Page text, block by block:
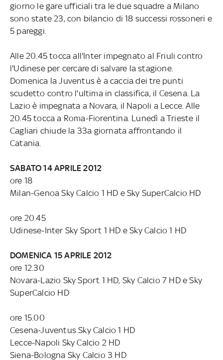
giorno le gare ufficiali tra le due squadre a Milano
sono state 23, con bilancio di 18 successi rossoneri e
5 pareggi.
Alle 20.45 tocca all'Inter impegnato al Friuli contro
l'Udinese per cercare di salvare la stagione.
Domenica la Juventus è a caccia dei tre punti
scudetto contro l'ultima in classifica, il Cesena. La
Lazio è impegnata a Novara, il Napoli a Lecce. Alle
20.45 tocca a Roma-Fiorentina. Lunedì a Trieste il
Cagliari chiude la 33a giornata affrontando il
Catania.
SABATO 14 APRILE 2012
ore 18
Milan-Genoa Sky Calcio 1 HD e Sky SuperCalcio HD
ore 20.45
Udinese-Inter Sky Sport 1 HD e Sky Calcio 1 HD
DOMENICA 15 APRILE 2012
ore 12.30
Novara-Lazio Sky Sport 1 HD, Sky Calcio 7 HD e Sky
SuperCalcio HD
ore 15.00
Cesena-Juventus Sky Calcio 1 HD
Lecce-Napoli Sky Calcio 2 HD
Siena-Bologna Sky Calcio 3 HD